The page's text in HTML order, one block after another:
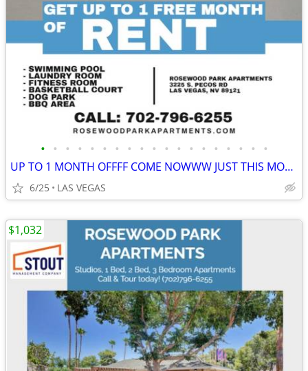
• • • • • • • • • • • • • • • • • • •
UP TO 1 MONTH OFFFF COME NOWWW JUST THIS MONTH
6/25 LAS VEGAS
$1,032